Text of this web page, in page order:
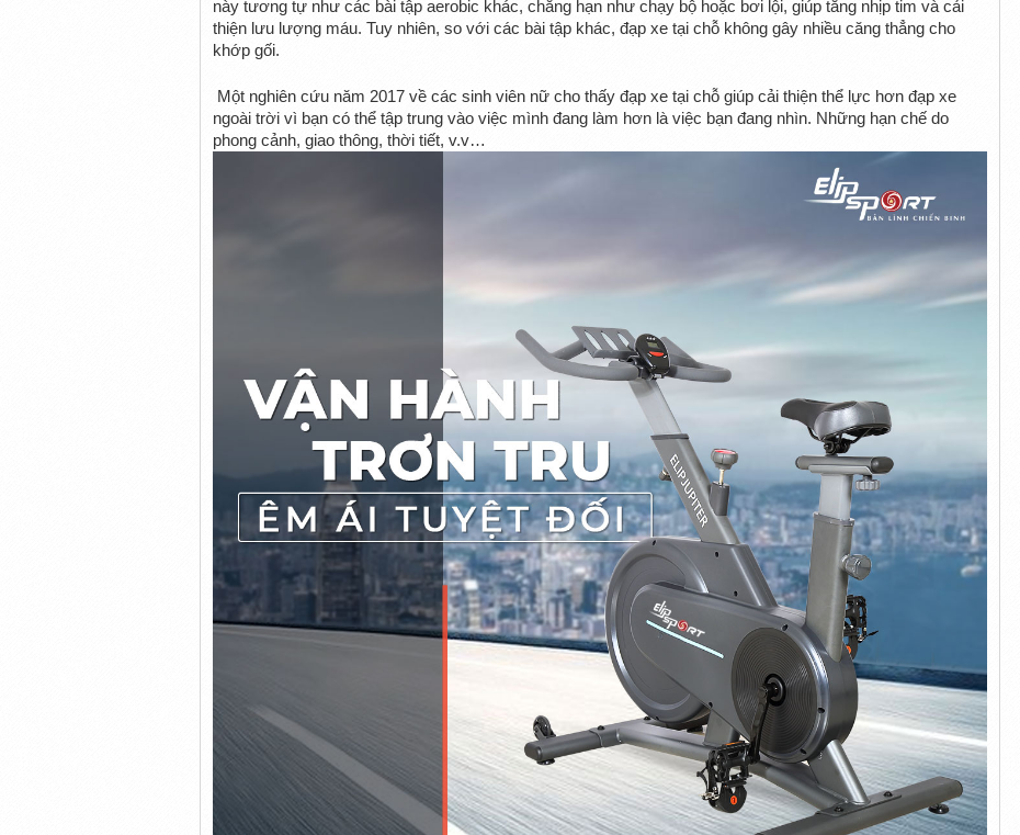
này tương tự như các bài tập aerobic khác, chẳng hạn như chạy bộ hoặc bơi lội, giúp tăng nhịp tim và cải
thiện lưu lượng máu. Tuy nhiên, so với các bài tập khác, đạp xe tại chỗ không gây nhiều căng thẳng cho
khớp gối.
Một nghiên cứu năm 2017 về các sinh viên nữ cho thấy đạp xe tại chỗ giúp cải thiện thể lực hơn đạp xe
ngoài trời vì bạn có thể tập trung vào việc mình đang làm hơn là việc bạn đang nhìn. Những hạn chế do
phong cảnh, giao thông, thời tiết, v.v…